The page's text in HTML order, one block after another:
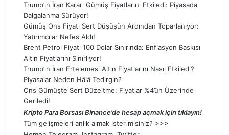
Trump’ın İran Kararı Gümüş Fiyatlarını Etkiledi: Piyasada
Dalgalanma Sürüyor!
Gümüş Ons Fiyatı Sert Düşüşün Ardından Toparlanıyor:
Yatırımcılar Nefes Aldı!
Brent Petrol Fiyatı 100 Dolar Sınırında: Enflasyon Baskısı
Altın Fiyatlarını Sınırlıyor!
Trump’ın İran Ertelemesi Altın Fiyatlarını Nasıl Etkiledi?
Piyasalar Neden Hâlâ Tedirgin?
Ons Gümüşte Sert Düzeltme: Fiyatlar %4’ün Üzerinde
Geriledi!
Kripto Para Borsası Binance’de hesap açmak için tıklayın!
Tüm gelişmeleri anlık almak ister misiniz? >>>